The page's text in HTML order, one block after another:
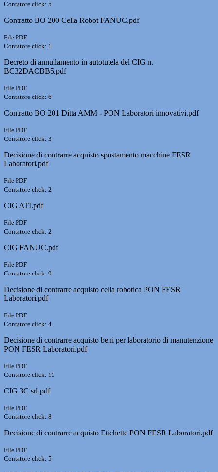
Contatore click: 5
Contratto BO 200 Cella Robot FANUC.pdf
File PDF
Contatore click: 1
Decreto di annullamento in autotutela del CIG n.
BC32DACBB5.pdf
File PDF
Contatore click: 6
Contratto BO 201 Ditta AMM - PON Laboratori innovativi.pdf
File PDF
Contatore click: 3
Decisione di contrarre acquisto spostamento macchine FESR
Laboratori.pdf
File PDF
Contatore click: 2
CIG ATI.pdf
File PDF
Contatore click: 2
CIG FANUC.pdf
File PDF
Contatore click: 9
Decisione di contrarre acquisto cella robotica PON FESR
Laboratori.pdf
File PDF
Contatore click: 4
Decisione di contrarre acquisto beni per laboratorio di manutenzione
PON FESR Laboratori.pdf
File PDF
Contatore click: 15
CIG 3C srl.pdf
File PDF
Contatore click: 8
Decisione di contrarre acquisto Etichette PON FESR Laboratori.pdf
File PDF
Contatore click: 5